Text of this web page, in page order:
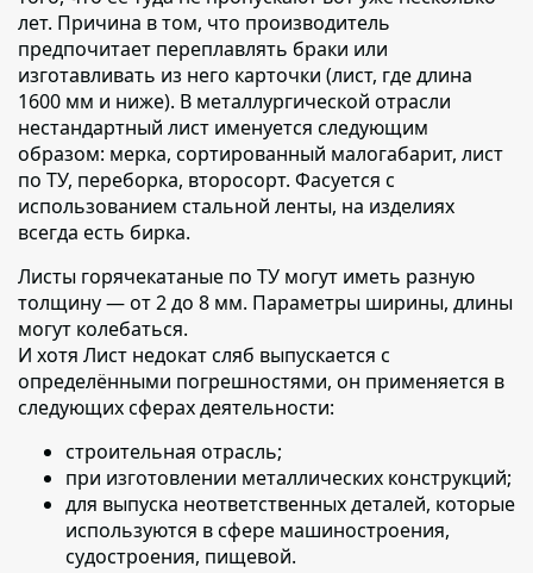
лет. Причина в том, что производитель
предпочитает переплавлять браки или
изготавливать из него карточки (лист, где длина
1600 мм и ниже). В металлургической отрасли
нестандартный лист именуется следующим
образом: мерка, сортированный малогабарит, лист
по ТУ, переборка, второсорт. Фасуется с
использованием стальной ленты, на изделиях
всегда есть бирка.
Листы горячекатаные по ТУ могут иметь разную
толщину — от 2 до 8 мм. Параметры ширины, длины
могут колебаться.
И хотя Лист недокат сляб выпускается с
определёнными погрешностями, он применяется в
следующих сферах деятельности:
строительная отрасль;
при изготовлении металлических конструкций;
для выпуска неответственных деталей, которые
используются в сфере машиностроения,
судостроения, пищевой.